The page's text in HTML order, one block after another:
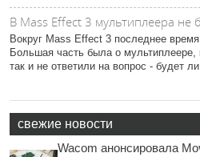
В Mass Effect 3 мультиплеера не
Вокруг Mass Effect 3 последнее
Большая часть была о мультиплеере,
так и не ответили на вопрос - будет
свежие новости
Wacom анонсировала